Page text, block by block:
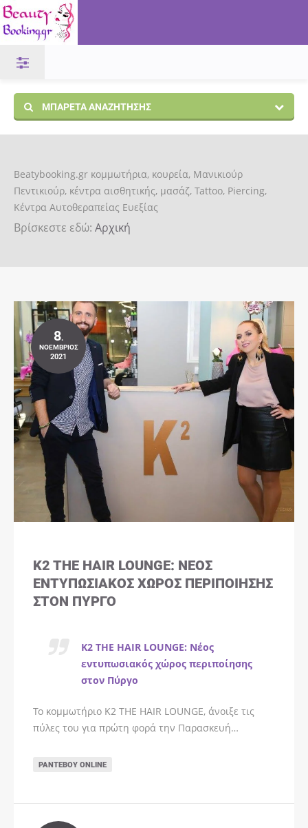
ΜΠΑΡΈΤΑ ΑΝΑΖΉΤΗΣΗΣ
Beatybooking.gr κομμωτήρια, κουρεία, Μανικιούρ
Πεντικιούρ, κέντρα αισθητικής, μασάζ, Tattoo, Piercing,
Κέντρα Αυτοθεραπείας Ευεξίας
Βρίσκεστε εδώ: Αρχική
8.
ΝΟΈΜΒΡΙΟΣ
2021
K2 THE HAIR LOUNGE: ΝΈΟΣ
ΕΝΤΥΠΩΣΙΑΚΌΣ ΧΏΡΟΣ ΠΕΡΙΠΟΊΗΣΗΣ
ΣΤΟΝ ΠΎΡΓΟ
K2 THE HAIR LOUNGE: Νέος
εντυπωσιακός χώρος περιποίησης
στον Πύργο
Το κομμωτήριο K2 THE HAIR LOUNGE, άνοιξε τις
πύλες του για πρώτη φορά την Παρασκευή…
ΡΑΝΤΕΒΟΎ ONLINE